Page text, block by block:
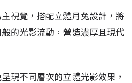
視覺，搭配立體月兔設計，將
的光影流動，營造濃厚且現代
現不同層次的立體光影效果，